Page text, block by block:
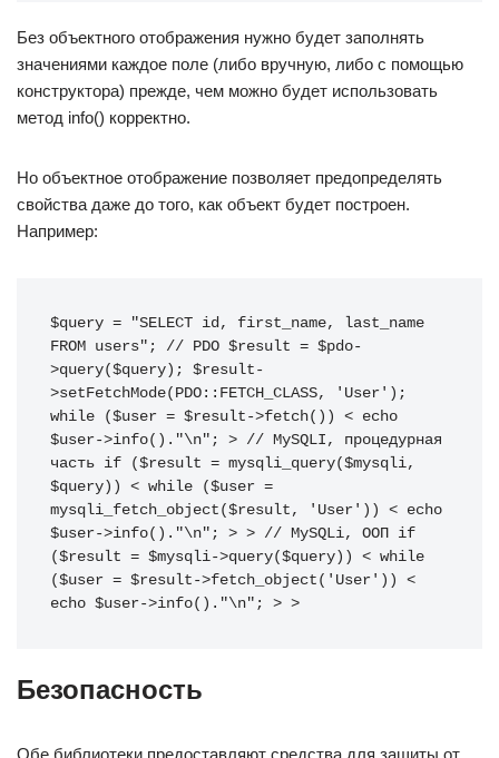
Без объектного отображения нужно будет заполнять
значениями каждое поле (либо вручную, либо с помощью
конструктора) прежде, чем можно будет использовать
метод info() корректно.
Но объектное отображение позволяет предопределять
свойства даже до того, как объект будет построен.
Например:
$query = "SELECT id, first_name, last_name
FROM users"; // PDO $result = $pdo-
>query($query); $result-
>setFetchMode(PDO::FETCH_CLASS, 'User');
while ($user = $result->fetch()) < echo
$user->info()."\n"; > // MySQLI, процедурная
часть if ($result = mysqli_query($mysqli,
$query)) < while ($user =
mysqli_fetch_object($result, 'User')) < echo
$user->info()."\n"; > > // MySQLi, ООП if
($result = $mysqli->query($query)) < while
($user = $result->fetch_object('User')) <
echo $user->info()."\n"; > >
Безопасность
Обе библиотеки предоставляют средства для защиты от